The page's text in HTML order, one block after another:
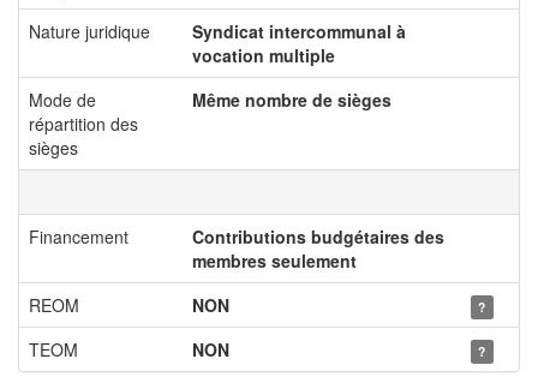
Nature juridique
Syndicat intercommunal à
vocation multiple
Mode de
répartition des
sièges
Même nombre de sièges
Financement
Contributions budgétaires des
membres seulement
REOM
NON ?
TEOM NON ?